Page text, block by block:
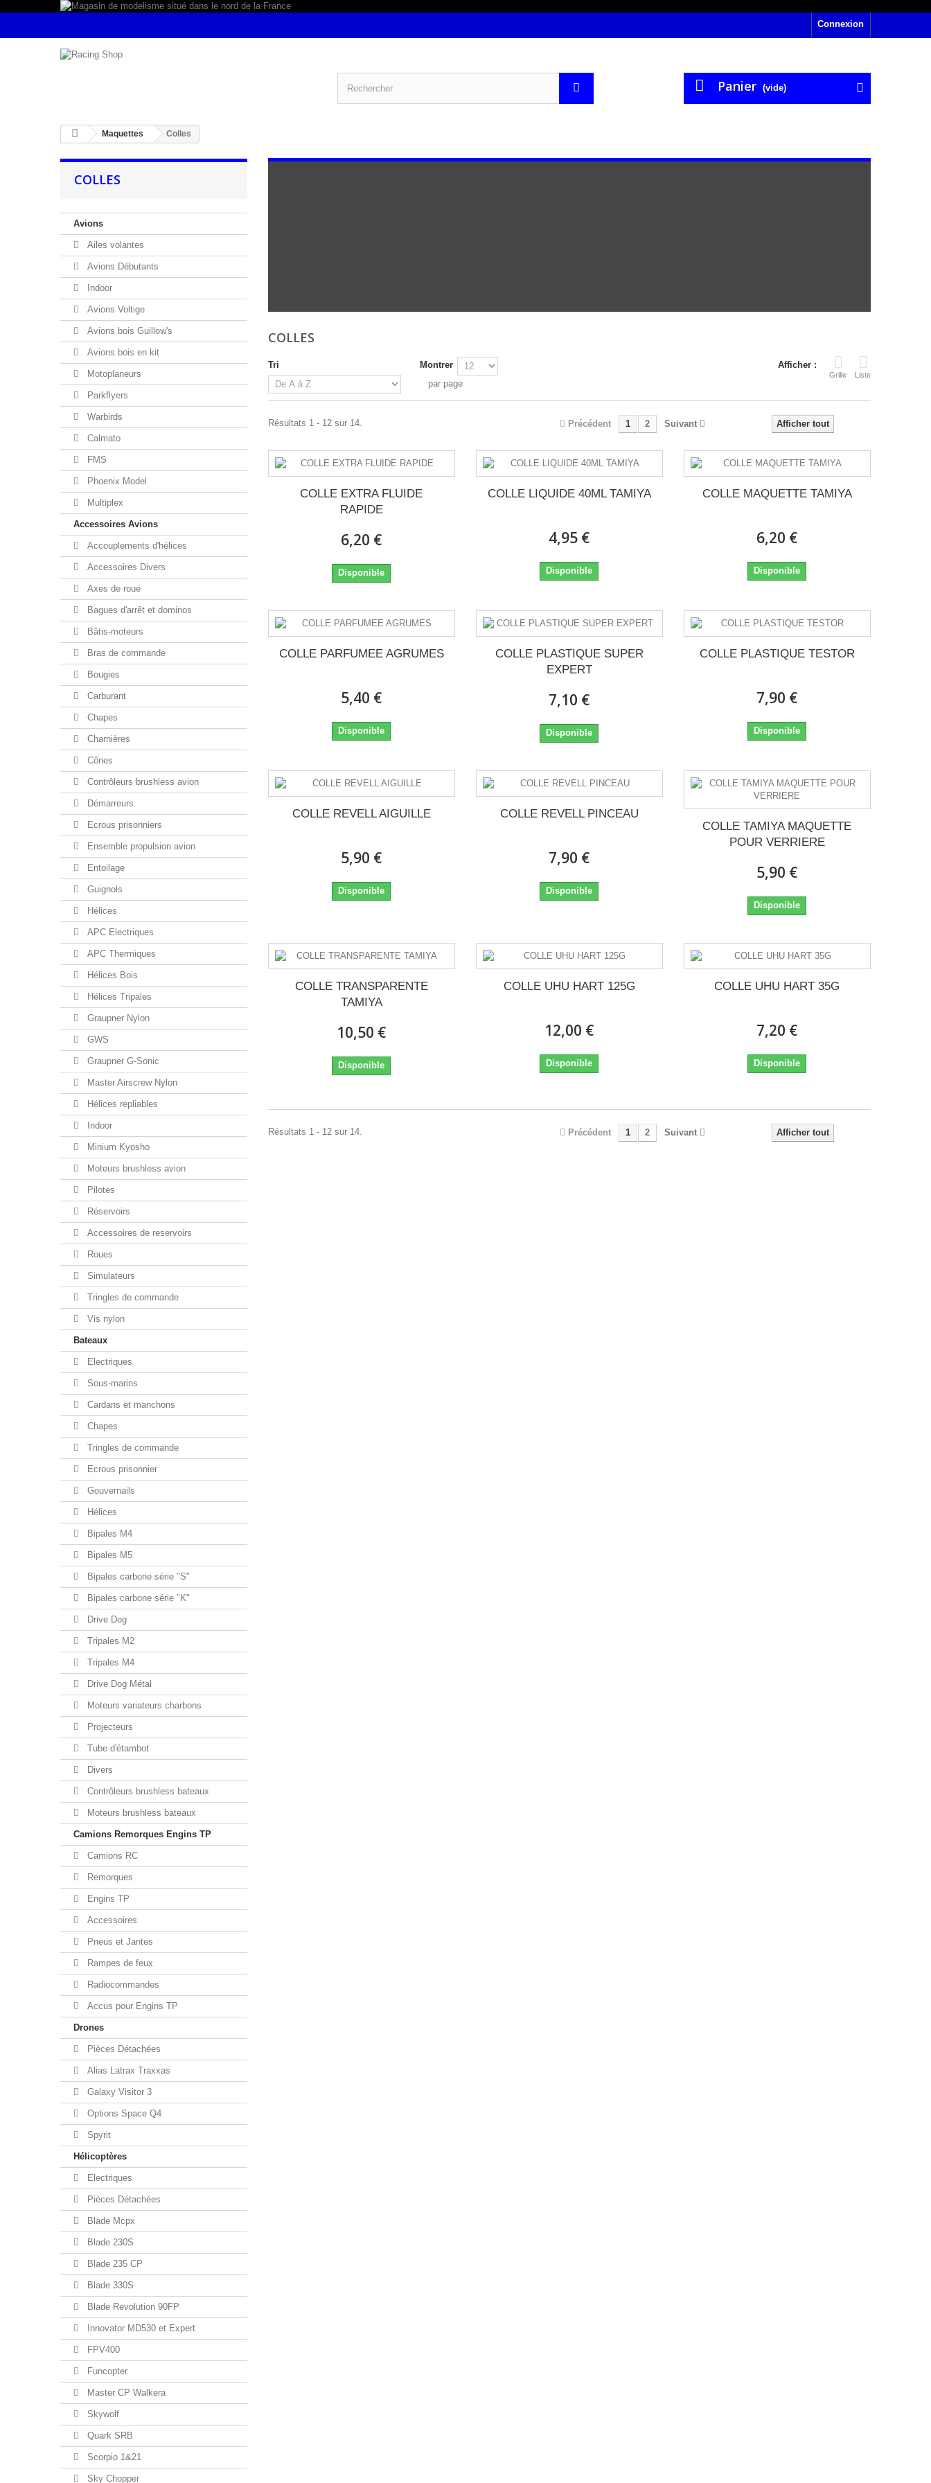
Connexion
Panier (vide)
Maquettes Colles
COLLES
Avions
Ailes volantes
Avions Débutants
Indoor
Avions Voltige
Avions bois Guillow's
Avions bois en kit
Motoplaneurs
Parkflyers
Warbirds
Calmato
FMS
Phoenix Model
Multiplex
Accessoires Avions
Accouplements d'hélices
Accessoires Divers
Axes de roue
Bagues d'arrêt et dominos
Bâtis-moteurs
Bras de commande
Bougies
Carburant
Chapes
Charnières
Cônes
Contrôleurs brushless avion
Démarreurs
Ecrous prisonniers
Ensemble propulsion avion
Entoilage
Guignols
Hélices
APC Electriques
APC Thermiques
Hélices Bois
Hélices Tripales
Graupner Nylon
GWS
Graupner G-Sonic
Master Airscrew Nylon
Hélices repliables
Indoor
Minium Kyosho
Moteurs brushless avion
Pilotes
Réservoirs
Accessoires de reservoirs
Roues
Simulateurs
Tringles de commande
Vis nylon
Bateaux
Electriques
Sous-marins
Cardans et manchons
Chapes
Tringles de commande
Ecrous prisonnier
Gouvernails
Hélices
Bipales M4
Bipales M5
Bipales carbone série "S"
Bipales carbone série "K"
Drive Dog
Tripales M2
Tripales M4
Drive Dog Métal
Moteurs variateurs charbons
Projecteurs
Tube d'étambot
Divers
Contrôleurs brushless bateaux
Moteurs brushless bateaux
Camions Remorques Engins TP
Camions RC
Remorques
Engins TP
Accessoires
Pneus et Jantes
Rampes de feux
Radiocommandes
Accus pour Engins TP
Drones
Pièces Détachées
Alias Latrax Traxxas
Galaxy Visitor 3
Options Space Q4
Spyrit
Hélicoptères
Electriques
Pièces Détachées
Blade Mcpx
Blade 230S
Blade 235 CP
Blade 330S
Blade Revolution 90FP
Innovator MD530 et Expert
FPV400
Funcopter
Master CP Walkera
Skywolf
Quark SRB
Scorpio 1&21
Sky Chopper
COLLES
Afficher :
Grille Liste
Tri
Montrer
par page
Afficher tout
Précédent 1 2 Suivant
Résultats 1 - 12 sur 14.
COLLE EXTRA FLUIDE
RAPIDE
6,20 €
Disponible
COLLE LIQUIDE 40ML TAMIYA
4,95 €
Disponible
COLLE MAQUETTE TAMIYA
6,20 €
Disponible
COLLE PARFUMEE AGRUMES
5,40 €
Disponible
COLLE PLASTIQUE SUPER
EXPERT
7,10 €
Disponible
COLLE PLASTIQUE TESTOR
7,90 €
Disponible
COLLE REVELL AIGUILLE
5,90 €
Disponible
COLLE REVELL PINCEAU
7,90 €
Disponible
COLLE TAMIYA MAQUETTE
POUR VERRIERE
5,90 €
Disponible
COLLE TRANSPARENTE
TAMIYA
10,50 €
Disponible
COLLE UHU HART 125G
12,00 €
Disponible
COLLE UHU HART 35G
7,20 €
Disponible
Afficher tout
Précédent 1 2 Suivant
Résultats 1 - 12 sur 14.